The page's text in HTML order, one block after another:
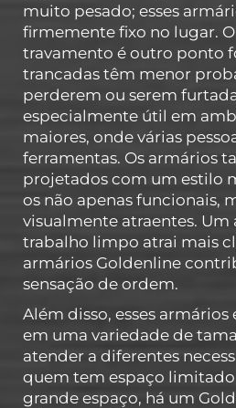
muito pesado; esses
firmemente fixo no lugar.
travamento é outro ponto
trancadas têm menor
perderem ou serem
especialmente útil em
maiores, onde várias
ferramentas. Os armários
projetados com um estilo
os não apenas funcionais,
visualmente atraentes.
trabalho limpo atrai mais
armários Goldenline
sensação de ordem.
Além disso, esses
em uma variedade de
atender a diferentes
quem tem espaço
grande espaço, há um